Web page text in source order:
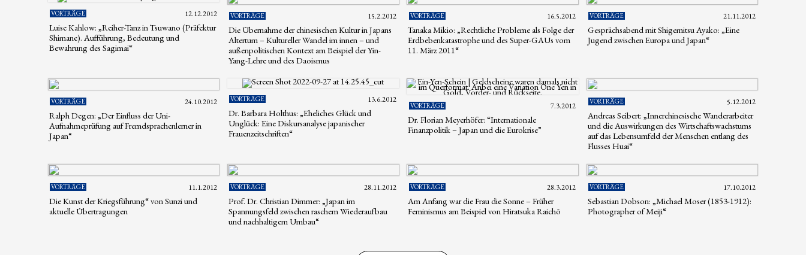
VORTRÄGE 12.12.2012
Luise Kahlow: „Reiher-Tanz in Tsuwano (Präfektur
Shimane). Aufführung, Bedeutung und
Bewahrung des Sagimai“
VORTRÄGE 15.2.2012
Die Übernahme der chinesischen Kultur in Japans
Altertum – Kultureller Wandel im innen – und
außenpolitischen Kontext am Beispiel der Yin-
Yang-Lehre und des Daoismus
VORTRÄGE 16.5.2012
Tanaka Mikio: „Rechtliche Probleme als Folge der
Erdbebenkatastrophe und des Super-GAUs vom
11. März 2011“
VORTRÄGE 21.11.2012
Gesprächsabend mit Shigemitsu Ayako: „Eine
Jugend zwischen Europa und Japan“
VORTRÄGE 24.10.2012
Ralph Degen: „Der Einfluss der Uni-
Aufnahmeprüfung auf Fremdsprachenlerner in
Japan“
VORTRÄGE 13.6.2012
Dr. Barbara Holthus: „Eheliches Glück und
Unglück: Eine Diskursanalyse japanischer
Frauenzeitschriften“
VORTRÄGE 7.3.2012
Dr. Florian Meyerhöfer: “Internationale
Finanzpolitik – Japan und die Eurokrise”
VORTRÄGE 5.12.2012
Andreas Seibert: „Innerchinesische Wanderarbeiter
und die Auswirkungen des Wirtschaftswachstums
auf das Lebensumfeld der Menschen entlang des
Flusses Huai“
VORTRÄGE 11.1.2012
Die Kunst der Kriegsführung“ von Sunzi und
aktuelle Übertragungen
VORTRÄGE 28.11.2012
Prof. Dr. Christian Dimmer: „Japan im
Spannungsfeld zwischen raschem Wiederaufbau
und nachhaltigem Umbau“
VORTRÄGE 28.3.2012
Am Anfang war die Frau die Sonne – Früher
Feminismus am Beispiel von Hiratsuka Raichō
VORTRÄGE 17.10.2012
Sebastian Dobson: „Michael Moser (1853-1912):
Photographer of Meiji“